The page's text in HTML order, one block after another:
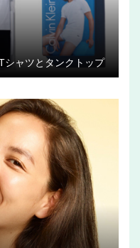
シャツとタンクトップ